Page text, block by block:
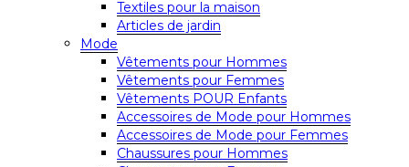
Textiles pour la maison
Articles de jardin
Mode
Vêtements pour Hommes
Vêtements pour Femmes
Vêtements POUR Enfants
Accessoires de Mode pour Hommes
Accessoires de Mode pour Femmes
Chaussures pour Hommes